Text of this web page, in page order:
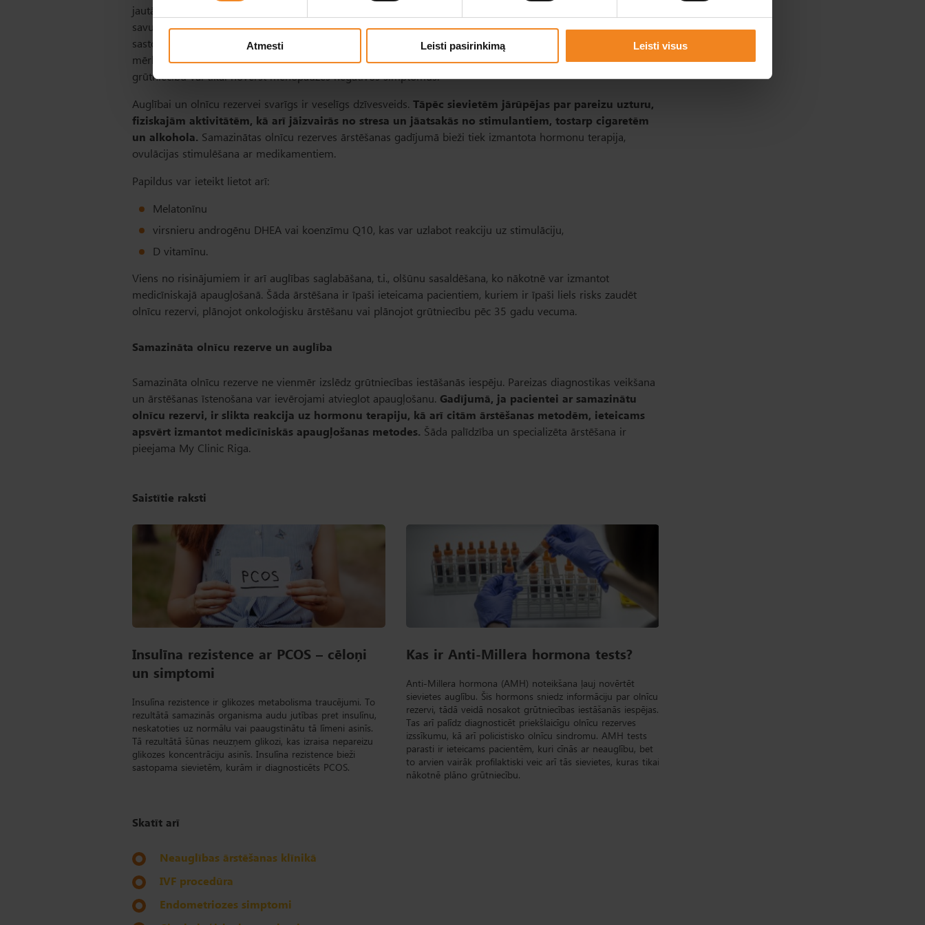
Atmesti Leisti pasirinkimą Leisti visus
jautājums, jo dažreiz arī bez medikamentu palīdzības četrdesmit gadus vecas sievietes kļūst par mātēm,
savukārt citām pacientēm, kas jaunākas par trīsdesmit gadiem, priekšlaicīga olnīcu funkcijas izzušanas dēļ ir
sastopams agrīns auglības zudums. Ārstēšanas metožu noteikšana ir atkarīga no problēmas cēloņa, kā arī no
mērķa, ko mēs vēlamies sasniegt. Rīcības plāns tiks pielāgots atkarībā no tā, vai sieviete vēlas iegūt
grūtniecību vai tikai novērst menopauzes negatīvos simptomus.
Auglībai un olnīcu rezervei svarīgs ir veselīgs dzīvesveids. Tāpēc sievietēm jārūpējas par pareizu uzturu,
fiziskajām aktivitātēm, kā arī jāizvairās no stresa un jāatsakās no stimulantiem, tostarp cigaretēm
un alkohola. Samazinātas olnīcu rezerves ārstēšanas gadījumā bieži tiek izmantota hormonu terapija,
ovulācijas stimulēšana ar medikamentiem.
Papildus var ieteikt lietot arī:
Melatonīnu
virsnieru androgēnu DHEA vai koenzīmu Q10, kas var uzlabot reakciju uz stimulāciju,
D vitamīnu.
Viens no risinājumiem ir arī auglības saglabāšana, t.i., olšūnu sasaldēšana, ko nākotnē var izmantot
medicīniskajā apaugļošanā. Šāda ārstēšana ir īpaši ieteicama pacientiem, kuriem ir īpaši liels risks zaudēt
olnīcu rezervi, plānojot onkoloģisku ārstēšanu vai plānojot grūtniecību pēc 35 gadu vecuma.
Samazināta olnīcu rezerve un auglība
Samazināta olnīcu rezerve ne vienmēr izslēdz grūtniecības iestāšanās iespēju. Pareizas diagnostikas veikšana
un ārstēšanas īstenošana var ievērojami atvieglot apaugļošanu. Gadījumā, ja pacientei ar samazinātu
olnīcu rezervi, ir slikta reakcija uz hormonu terapiju, kā arī citām ārstēšanas metodēm, ieteicams
apsvērt izmantot medicīniskās apaugļošanas metodes. Šāda palīdzība un specializēta ārstēšana ir
pieejama My Clinic Riga.
Saistītie raksti
Insulīna rezistence ar PCOS – cēloņi
un simptomi
Insulīna rezistence ir glikozes metabolisma traucējumi. To
rezultātā samazinās organisma audu jutības pret insulīnu,
neskatoties uz normālu vai paaugstinātu tā līmeni asinīs.
Tā rezultātā šūnas neuzņem glikozi, kas izraisa nepareizu
glikozes koncentrāciju asinīs. Insulīna rezistence bieži
sastopama sievietēm, kurām ir diagnosticēts PCOS.
Kas ir Anti-Millera hormona tests?
Anti-Millera hormona (AMH) noteikšana ļauj novērtēt
sievietes auglību. Šis hormons sniedz informāciju par olnīcu
rezervi, tādā veidā nosakot grūtniecības iestāšanās iespējas.
Tas arī palīdz diagnosticēt priekšlaicīgu olnīcu rezerves
izssīkumu, kā arī policistisko olnīcu sindromu. AMH tests
parasti ir ieteicams pacientēm, kuri cīnās ar neauglību, bet
to arvien vairāk profilaktiski veic arī tās sievietes, kuras tikai
nākotnē plāno grūtniecību.
Skatīt arī
Neauglības ārstēšanas klīnikā
IVF procedūra
Endometriozes simptomi